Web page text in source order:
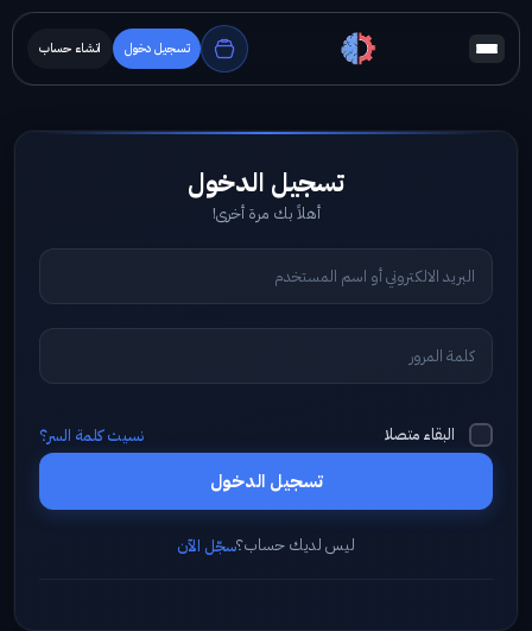
تسجيل دخول انشاء حساب
أهلاً بك مرة أخرى!
البقاء متصلا نسيت كلمة السر؟
تسجيل الدخول
ليس لديك حساب؟سجّل الآن